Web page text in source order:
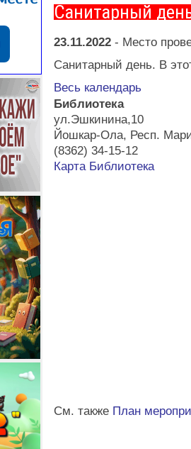
Санитарный
23.11.2022 - Место
Санитарный день. В
Весь календарь
Библиотека
ул.Эшкинина,10
Йошкар-Ола, Респ.
(8362) 34-15-12
Карта Библиотека
См. также План